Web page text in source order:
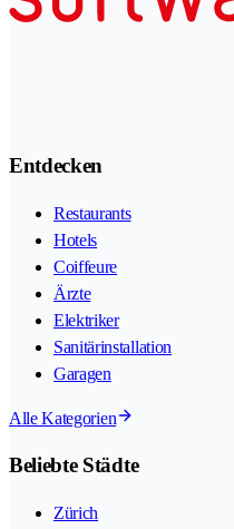
Entdecken
Restaurants
Hotels
Coiffeure
Ärzte
Elektriker
Sanitärinstallation
Garagen
Alle Kategorien
Beliebte Städte
Zürich